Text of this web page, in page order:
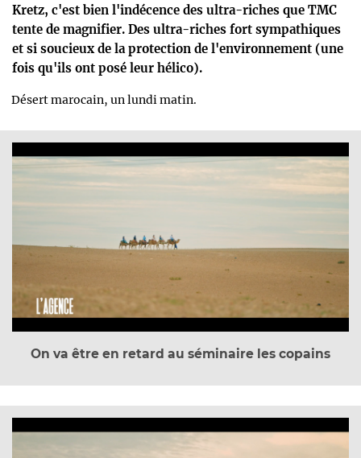
Kretz, c'est bien l'indécence des ultra-riches que TMC
tente de magnifier. Des ultra-riches fort sympathiques
et si soucieux de la protection de l'environnement (une
fois qu'ils ont posé leur hélico).
Désert marocain, un lundi matin.
On va être en retard au séminaire les copains